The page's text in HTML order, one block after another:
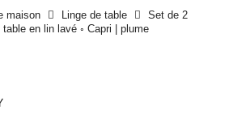
maison Linge de table
Set de 2
en lin lavé ◦ Capri | plume